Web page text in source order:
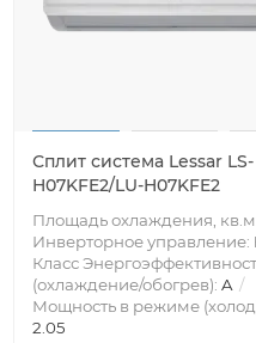
Сплит система Lessar LS-
H07KFE2/LU-H07KFE2
Площадь охлаждения,
Инверторное управление:
Класс
(охлаждение/обогрев): A
Мощность в режиме
2.05